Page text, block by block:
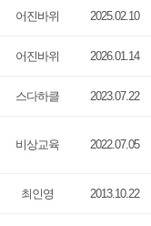
어진바위 2025.02.10
어진바위 2026.01.14
스다하클 2023.07.22
비상교육 2022.07.05
최인영 2013.10.22